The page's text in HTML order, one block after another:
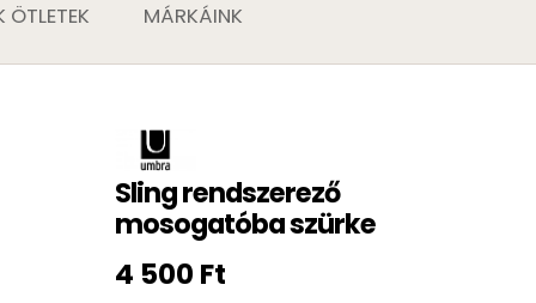
MÁRKÁINK
Sling rendszerező
mosogatóba szürke
4 500 Ft